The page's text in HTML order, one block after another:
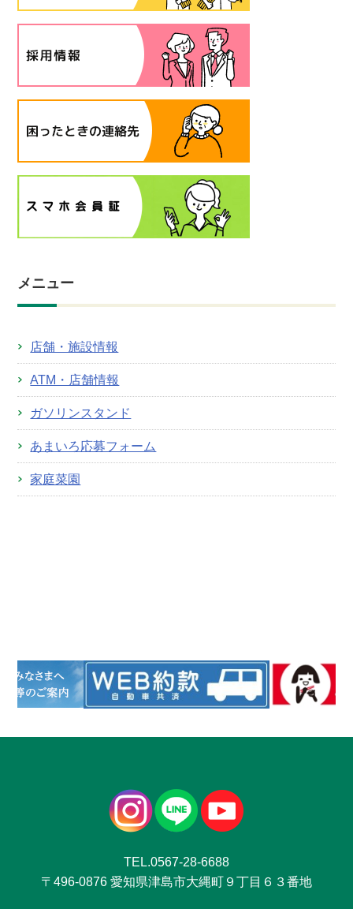
メニュー
店舗・施設情報
ATM・店舗情報
ガソリンスタンド
あまいろ応募フォーム
家庭菜園
TEL.0567-28-6688
〒496-0876 愛知県津島市大縄町９丁目６３番地